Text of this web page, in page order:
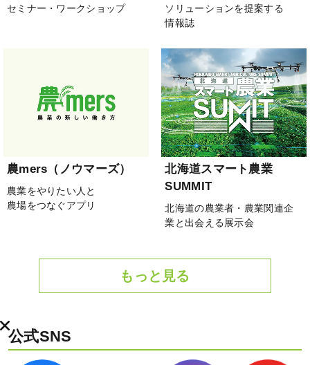
セミナー・ワークショップ
ソリューションを提案する
情報誌
農mers（ノウマーズ）
農業をやりたい人と
農場をつなぐアプリ
北海道スマート農業
SUMMIT
北海道の農業者・農業関連企
業と出会える展示会
もっと見る
公式SNS